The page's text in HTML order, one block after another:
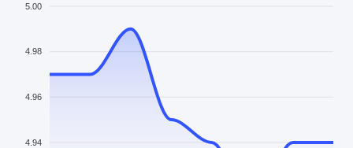
5.00
4.98
4.96
4.94